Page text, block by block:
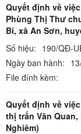
Quyết định về
Phùng Thị Thư
Bí, xã An Sơn,
Số hiệu: 190/QĐ-
Ngày ban hành:
File đính kèm:
Quyết định về
thị trấn Văn
Nghiêm)